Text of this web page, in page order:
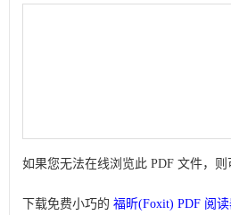
如果您无法在线浏览此 PDF 文件，则
下载免费小巧的福昕(Foxit) PDF 阅